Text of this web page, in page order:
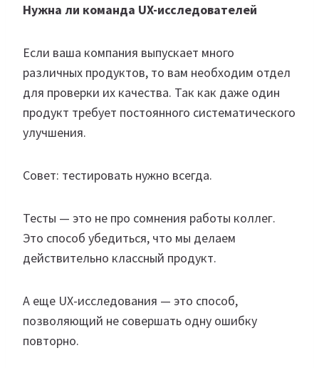
Нужна ли команда UX-исследователей
Если ваша компания выпускает много
различных продуктов, то вам необходим отдел
для проверки их качества. Так как даже один
продукт требует постоянного систематического
улучшения.​
Совет: тестировать нужно всегда.
Тесты — это не про сомнения работы коллег.
Это способ убедиться, что мы делаем
действительно классный продукт.
А еще UX-исследования — это способ,
позволяющий не совершать одну ошибку
повторно.​